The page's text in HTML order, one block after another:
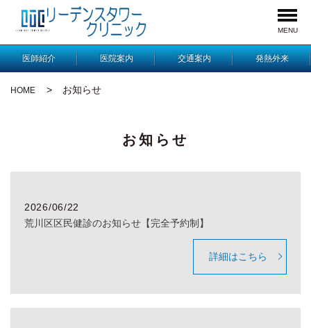
MENU
医師紹介 医院案内 交通案内 発熱外来
HOME お知らせ
お知らせ
2026/06/22
荒川区区民健診のお知らせ【完全予約制】
詳細はこちら